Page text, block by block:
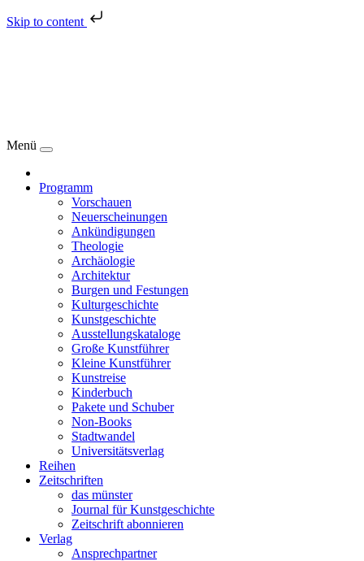
Skip to content
Menü
Programm
Vorschauen
Neuerscheinungen
Ankündigungen
Theologie
Archäologie
Architektur
Burgen und Festungen
Kulturgeschichte
Kunstgeschichte
Ausstellungskataloge
Große Kunstführer
Kleine Kunstführer
Kunstreise
Kinderbuch
Pakete und Schuber
Non-Books
Stadtwandel
Universitätsverlag
Reihen
Zeitschriften
das münster
Journal für Kunstgeschichte
Zeitschrift abonnieren
Verlag
Ansprechpartner